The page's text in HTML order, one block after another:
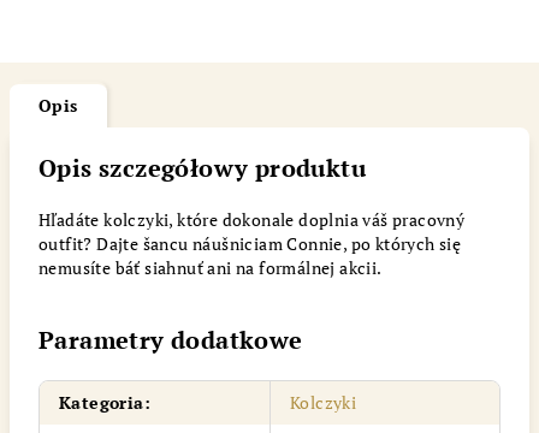
Opis
Opis szczegółowy produktu
Hľadáte kolczyki, które dokonale doplnia váš pracovný
outfit? Dajte šancu náušniciam Connie, po których się
nemusíte báť siahnuť ani na formálnej akcii.
Parametry dodatkowe
Kategoria:
Kolczyki